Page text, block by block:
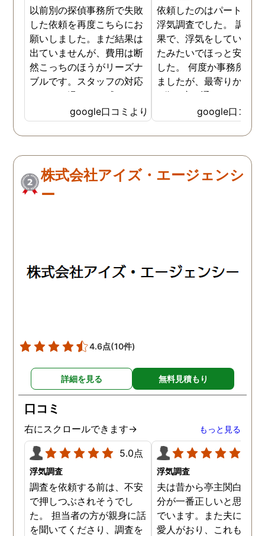
以前別の探偵事務所で失敗
した依頼を再度こちらにお
願いしました。まだ結果は
出ていませんが、費用は断
然こっちのほうがリーズナ
ブルです。スタッフの対応
なんかも温かみを感じま
す。はじめからこちらにす
ればよかったです😢 …
google口コミより
依頼したのはパートナー
浮気調査でした。 調査
果で、浮気をしていなか
たみたいでほっと安心し
した。 何度か事務所に
ましたが、最寄りから徒
3分程度で通いやすかっ
google口コミ
株式会社アイズ・エージェンシ
ー
4.6点(10件)
詳細を見る 無料見積もり
口コミ
右にスクロールできます→ もっと見る
5.0点
浮気調査
調査を依頼する前は、不安
で押しつぶされそうでし
た。 担当者の方が親身に話
を聞いてくださり、調査を
浮気調査
夫は昔から亭主関白で、
分が一番正しいと思い込
でいます。また夫には長
愛人がおり、これも自分